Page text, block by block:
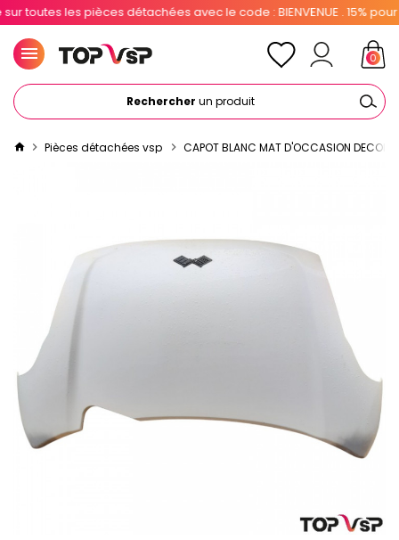
les pièces détachées avec le code : BIENVENUE . 15% pour
Rechercher un produit
0
Pièces détachées vsp CAPOT BLANC MAT D'OCCASION